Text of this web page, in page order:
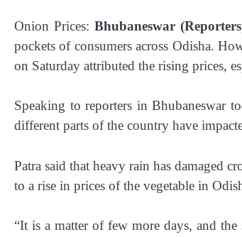
Onion Prices: Bhubaneswar
pockets of consumers across Odisha.
on Saturday attributed the rising prices,
Speaking to reporters in Bhubaneswar
different parts of the country have
Patra said that heavy rain has damaged
to a rise in prices of the vegetable in
“It is a matter of few more days, and